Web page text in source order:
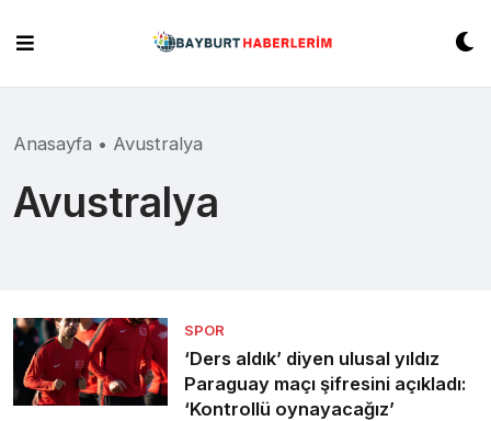
content
Anasayfa • Avustralya
Avustralya
SPOR
‘Ders aldık’ diyen ulusal yıldız
Paraguay maçı şifresini açıkladı:
‘Kontrollü oynayacağız’